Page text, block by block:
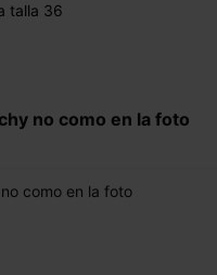
talla 36
no como en la foto
como en la foto